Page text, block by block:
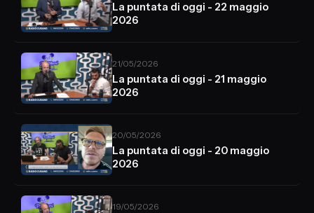
La puntata di oggi - 22 maggio
2026
21/05/2026
La puntata di oggi - 21 maggio
2026
20/05/2026
La puntata di oggi - 20 maggio
2026
19/05/2026